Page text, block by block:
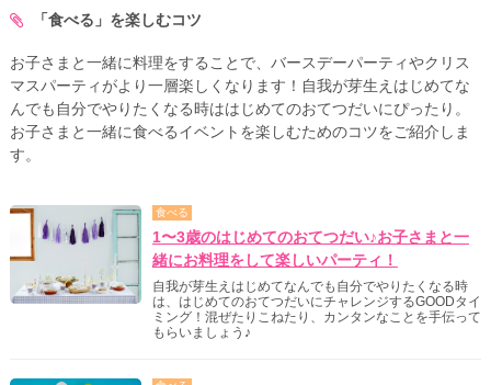
「食べる」を楽しむコツ
お子さまと一緒に料理をすることで、バースデーパーティやクリス
マスパーティがより一層楽しくなります！自我が芽生えはじめてな
んでも自分でやりたくなる時ははじめてのおてつだいにぴったり。
お子さまと一緒に食べるイベントを楽しむためのコツをご紹介しま
す。
食べる
1〜3歳のはじめてのおてつだい♪お子さまと一
緒にお料理をして楽しいパーティ！
自我が芽生えはじめてなんでも自分でやりたくなる時
は、はじめてのおてつだいにチャレンジするGOODタイ
ミング！混ぜたりこねたり、カンタンなことを手伝って
もらいましょう♪